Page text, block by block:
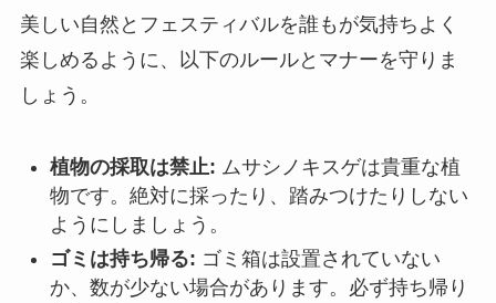
美しい自然とフェスティバルを誰もが気持ちよく
楽しめるように、以下のルールとマナーを守りま
しょう。
植物の採取は禁止: ムサシノキスゲは貴重な植
物です。絶対に採ったり、踏みつけたりしない
ようにしましょう。
ゴミは持ち帰る: ゴミ箱は設置されていない
か、数が少ない場合があります。必ず持ち帰り